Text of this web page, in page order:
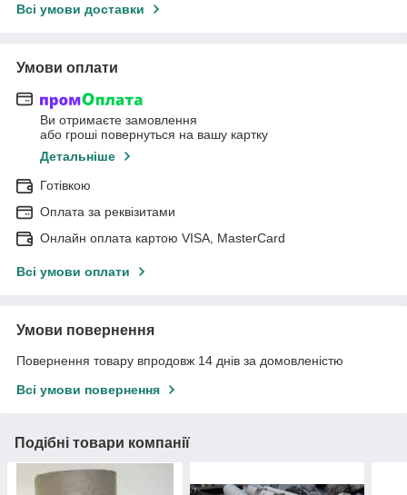
Всі умови доставки
Умови оплати
Ви отримаєте замовлення
або гроші повернуться на вашу картку
Детальніше
Готівкою
Оплата за реквізитами
Онлайн оплата картою VISA, MasterCard
Всі умови оплати
Умови повернення
Повернення товару впродовж 14 днів за домовленістю
Всі умови повернення
Подібні товари компанії